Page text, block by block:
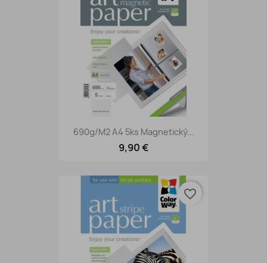
690g/m2 A4 5ks Magnetický...
9,90 €
favorite_border